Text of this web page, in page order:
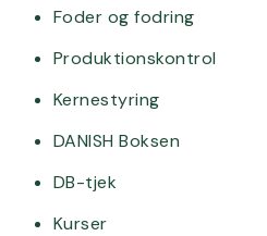
Foder og fodring
Produktionskontrol
Kernestyring
DANISH Boksen
DB-tjek
Kurser